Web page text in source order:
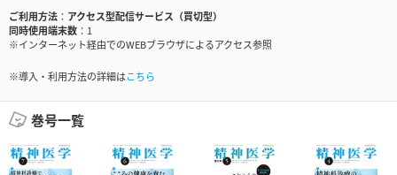
ご利用方法
アクセス型配信サービス（買切型）
同時使用端末数
1
※インターネット経由でのWEBブラウザによるアクセス参照
※導入・利用方法の詳細はこちら
巻号一覧